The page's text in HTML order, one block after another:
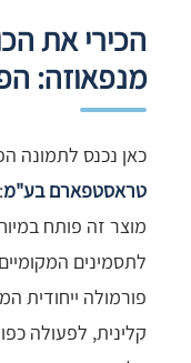
הכירי את
מנפאוזה:
כאן נכנס לתמונה
טראסטפארם בע"מ
מוצר זה פותח
לתסמינים
פורמולה ייחודית
קלינית, לפעולה